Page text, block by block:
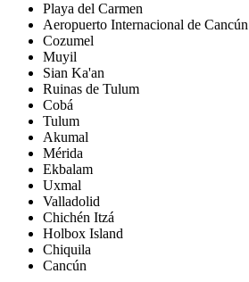
Playa del Carmen
Aeropuerto Internacional de Cancún
Cozumel
Muyil
Sian Ka'an
Ruinas de Tulum
Cobá
Tulum
Akumal
Mérida
Ekbalam
Uxmal
Valladolid
Chichén Itzá
Holbox Island
Chiquila
Cancún